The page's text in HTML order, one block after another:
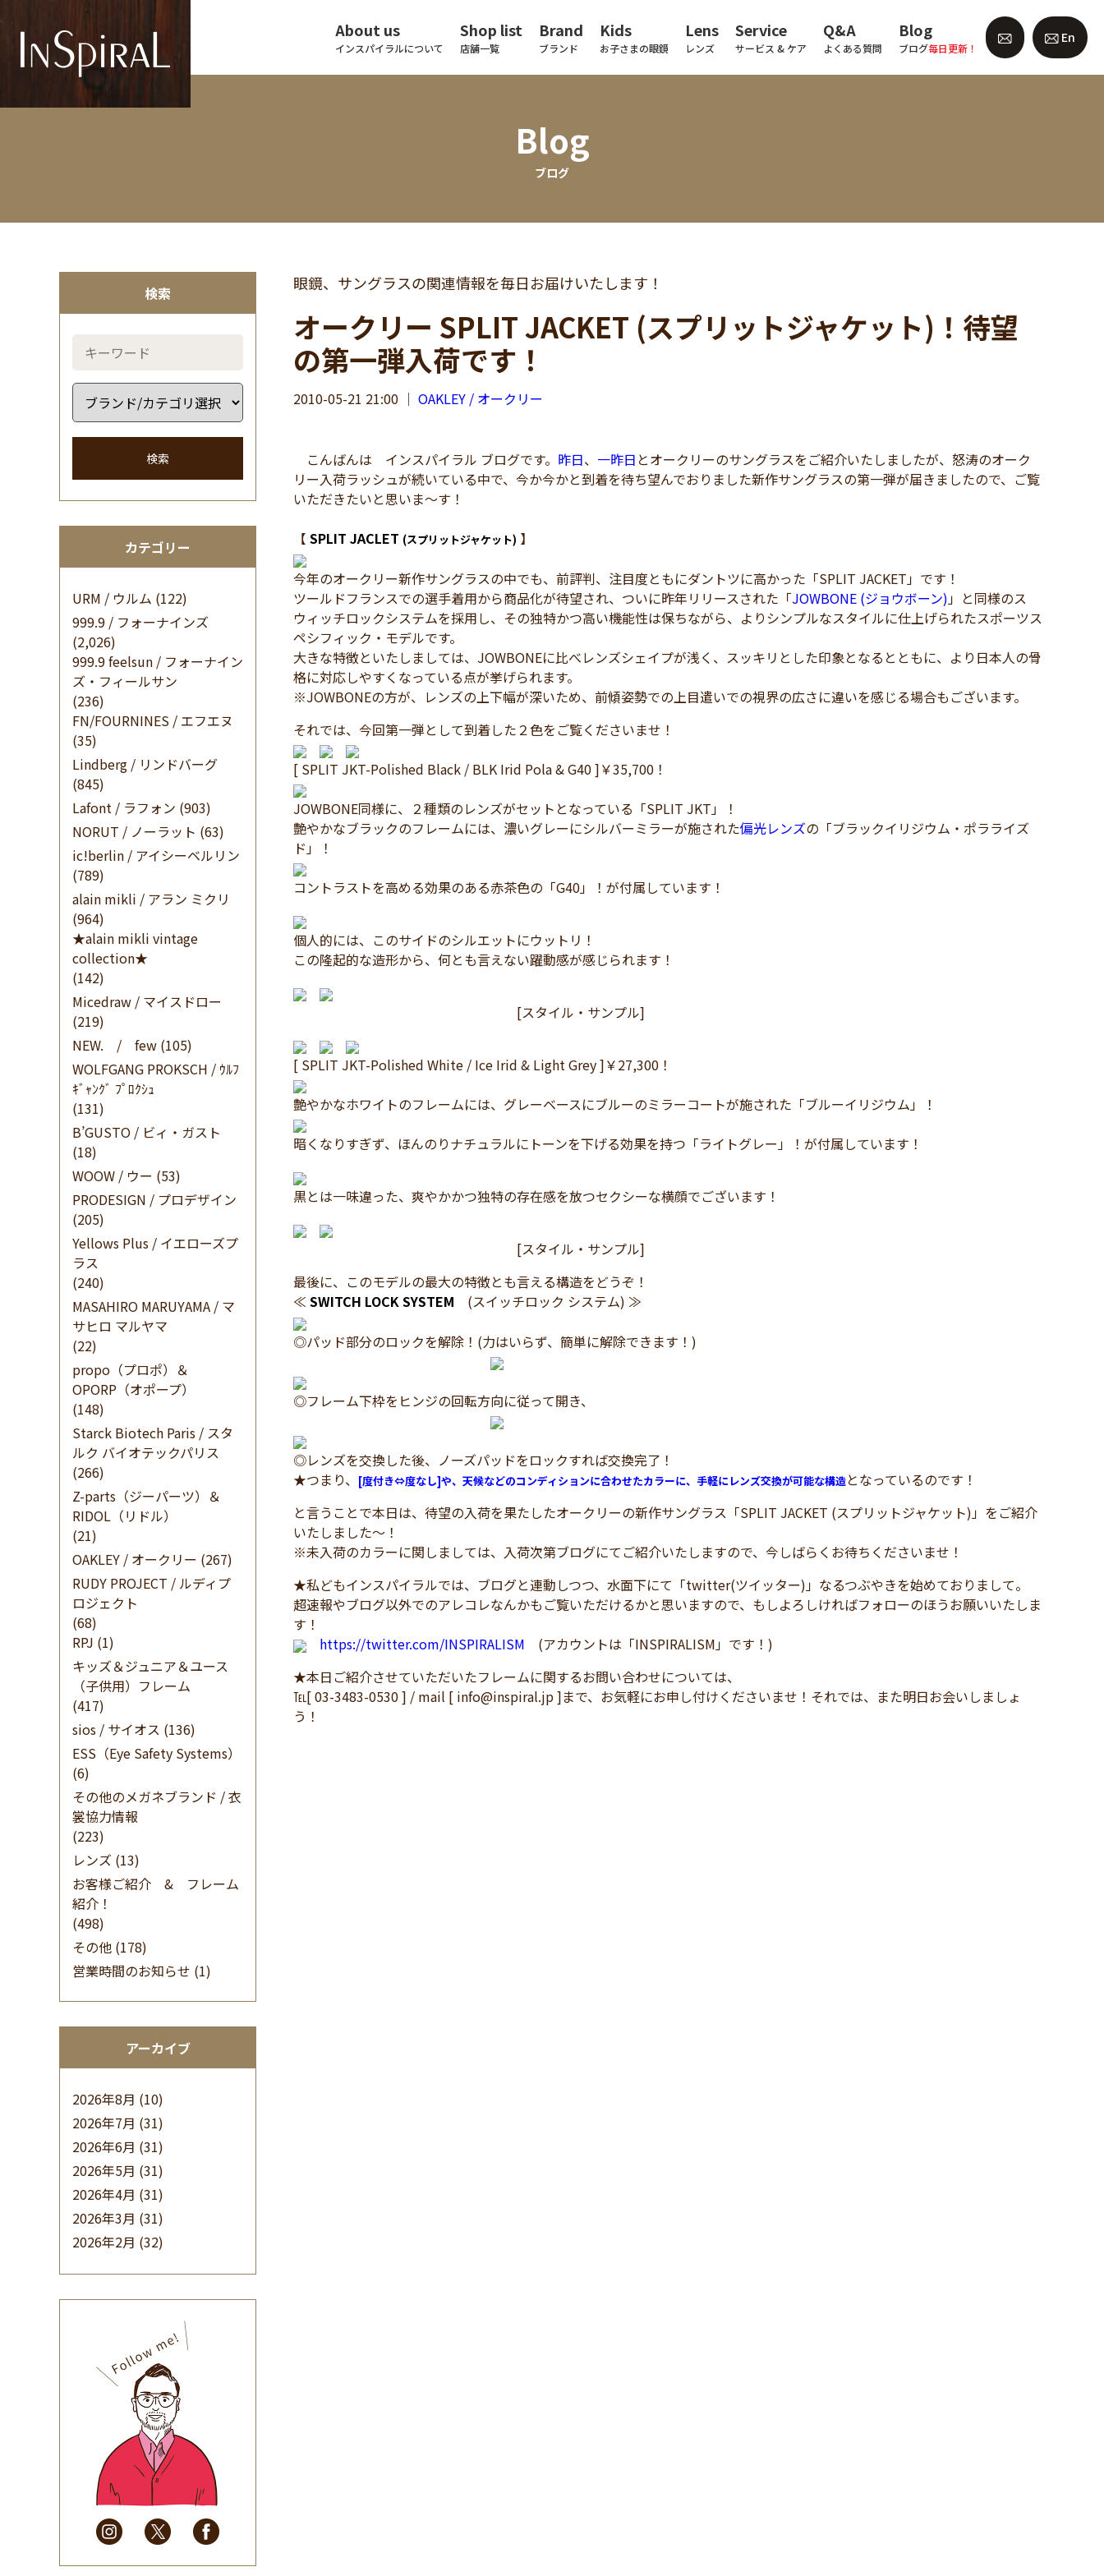
About us
インスパイラルについて
Shop list
店舗一覧
Brand
ブランド
Kids
お子さまの眼鏡
Lens
レンズ
Service
サービス & ケア
Q&A
よくある質問
Blog
ブログ毎日更新！
En
Blog
ブログ
検索
検索
カテゴリー
URM / ウルム (122)
999.9 / フォーナインズ
(2,026)
999.9 feelsun / フォーナイン
ズ・フィールサン
(236)
FN/FOURNINES / エフエヌ
(35)
Lindberg / リンドバーグ
(845)
Lafont / ラフォン (903)
NORUT / ノーラット (63)
ic!berlin / アイシーベルリン
(789)
alain mikli / アラン ミクリ
(964)
★alain mikli vintage
collection★
(142)
Micedraw / マイスドロー
(219)
NEW. / few (105)
WOLFGANG PROKSCH / ｳﾙﾌ
ｷﾞｬﾝｸﾞ ﾌﾟﾛｸｼｭ
(131)
B’GUSTO / ビィ・ガスト
(18)
WOOW / ウー (53)
PRODESIGN / プロデザイン
(205)
Yellows Plus / イエローズプ
ラス
(240)
MASAHIRO MARUYAMA / マ
サヒロ マルヤマ
(22)
propo（プロポ）＆
OPORP（オポープ）
(148)
Starck Biotech Paris / スタ
ルク バイオテックパリス
(266)
Z-parts（ジーパーツ）＆
RIDOL（リドル）
(21)
OAKLEY / オークリー (267)
RUDY PROJECT / ルディプ
ロジェクト
(68)
RPJ (1)
キッズ＆ジュニア＆ユース
（子供用）フレーム
(417)
sios / サイオス (136)
ESS（Eye Safety Systems）
(6)
その他のメガネブランド / 衣
裳協力情報
(223)
レンズ (13)
お客様ご紹介 & フレーム
紹介！
(498)
その他 (178)
営業時間のお知らせ (1)
アーカイブ
2026年8月 (10)
2026年7月 (31)
2026年6月 (31)
2026年5月 (31)
2026年4月 (31)
2026年3月 (31)
2026年2月 (32)
(32)
2025年9月(30)
2025年8月(31)
2025年7月(37)
2025年6月(48)
2025年5月
(41)
2025年4月
(32)
2025年3月(31)
2025年2月
(28)
2025年1月
(34)
眼鏡、サングラスの関連情報を毎日お届けいたします！
オークリー SPLIT JACKET (スプリットジャケット)！待望
の第一弾入荷です！
2010-05-21 21:00 ｜ OAKLEY / オークリー
こんばんは インスパイラル ブログです。 昨日、 一昨日 とオークリーのサングラスをご紹介いたしましたが、怒涛のオーク
リー入荷ラッシュが続いている中で、今か今かと到着を待ち望んでおりました新作サングラスの第一弾が届きましたので、ご覧
いただきたいと思いま～す！
【 SPLIT JACLET (スプリットジャケット) 】
今年のオークリー新作サングラスの中でも、前評判、注目度ともにダントツに高かった「SPLIT JACKET」です！
ツールドフランスでの選手着用から商品化が待望され、ついに昨年リリースされた「JOWBONE (ジョウボーン)」と同様のス
ウィッチロックシステムを採用し、その独特かつ高い機能性は保ちながら、よりシンプルなスタイルに仕上げられたスポーツス
ペシフィック・モデルです。
大きな特徴といたしましては、JOWBONEに比べレンズシェイプが浅く、スッキリとした印象となるとともに、より日本人の骨
格に対応しやすくなっている点が挙げられます。
※JOWBONEの方が、レンズの上下幅が深いため、前傾姿勢での上目遣いでの視界の広さに違いを感じる場合もございます。
それでは、今回第一弾として到着した２色をご覧くださいませ！
[ SPLIT JKT-Polished Black / BLK Irid Pola & G40 ]￥35,700！
JOWBONE同様に、２種類のレンズがセットとなっている「SPLIT JKT」！
艶やかなブラックのフレームには、濃いグレーにシルバーミラーが施された偏光レンズの「ブラックイリジウム・ポラライズ
ド」！
コントラストを高める効果のある赤茶色の「G40」！が付属しています！
個人的には、このサイドのシルエットにウットリ！
この隆起的な造形から、何とも言えない躍動感が感じられます！
[スタイル・サンプル]
[ SPLIT JKT-Polished White / Ice Irid & Light Grey ]￥27,300！
艶やかなホワイトのフレームには、グレーベースにブルーのミラーコートが施された「ブルーイリジウム」！
暗くなりすぎず、ほんのりナチュラルにトーンを下げる効果を持つ「ライトグレー」！が付属しています！
黒とは一味違った、爽やかかつ独特の存在感を放つセクシーな横顔でございます！
[スタイル・サンプル]
最後に、このモデルの最大の特徴とも言える構造をどうぞ！
≪ SWITCH LOCK SYSTEM (スイッチロック システム) ≫
◎パッド部分のロックを解除！(力はいらず、簡単に解除できます！)
◎フレーム下枠をヒンジの回転方向に従って開き、
◎レンズを交換した後、ノーズパッドをロックすれば交換完了！
★つまり、 [度付き⇔度なし]や、天候などのコンディションに合わせたカラーに、手軽にレンズ交換が可能な構造となっているのです！
と言うことで本日は、待望の入荷を果たしたオークリーの新作サングラス「SPLIT JACKET (スプリットジャケット)」をご紹介
いたしました～！
※未入荷のカラーに関しましては、入荷次第ブログにてご紹介いたしますので、今しばらくお待ちくださいませ！
★私どもインスパイラルでは、ブログと連動しつつ、水面下にて「twitter(ツイッター)」なるつぶやきを始めておりまして。
超速報やブログ以外でのアレコレなんかもご覧いただけるかと思いますので、もしよろしければフォローのほうお願いいたしま
す！
https://twitter.com/INSPIRALISM (アカウントは「INSPIRALISM」です！)
★本日ご紹介させていただいたフレームに関するお問い合わせについては、
℡[ 03-3483-0530 ] / mail [ info@inspiral.jp ]まで、お気軽にお申し付けくださいませ！それでは、また明日お会いしましょ
う！